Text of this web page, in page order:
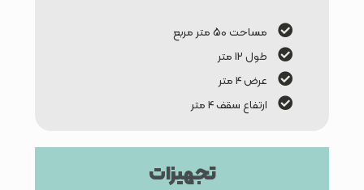
مساحت 50 متر مربع
طول 12 متر
عرض 4 متر
ارتفاع سقف 4 متر
تجهیزات